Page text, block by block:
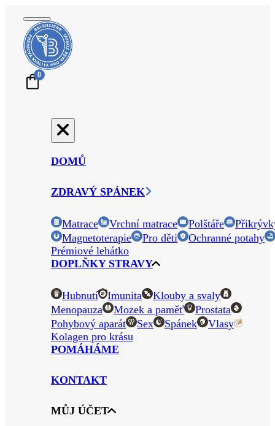
0
DOMŮ
ZDRAVÝ SPÁNEK
Matrace Vrchní matrace Polštáře
Magnetoterapie
Pro děti
Ochranné potahy
Prémiové lehátko
DOPLŇKY STRAVY
Hubnutí Imunita
Klouby a svaly
Menopauza
Mozek a paměť
Prostata
Pohybový aparát
Sex Spánek
Vlasy
Kolagen pro krásu
POMÁHÁME
KONTAKT
MŮJ ÚČET